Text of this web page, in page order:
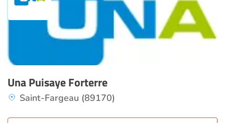
Una Puisaye Forterre
Saint-Fargeau (89170)